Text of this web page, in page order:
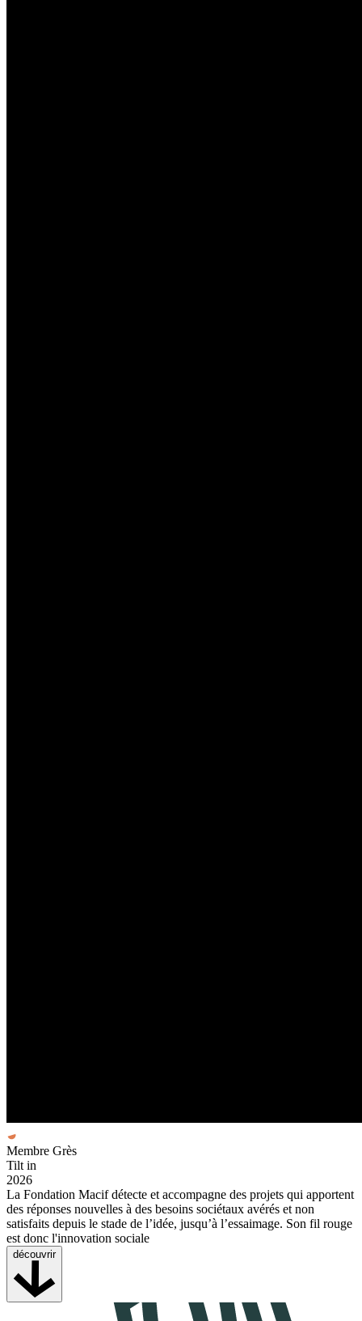
Membre Grès
Tilt in
2026
La Fondation Macif détecte et accompagne des projets qui apportent
des réponses nouvelles à des besoins sociétaux avérés et non
satisfaits depuis le stade de l’idée, jusqu’à l’essaimage. Son fil rouge
est donc l'innovation sociale
découvrir